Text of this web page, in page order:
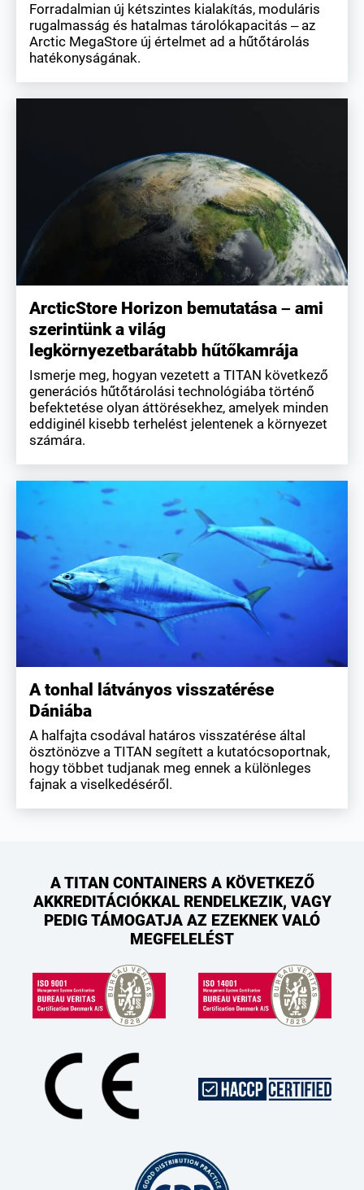
Forradalmian új kétszintes kialakítás, moduláris
rugalmasság és hatalmas tárolókapacitás – az
Arctic MegaStore új értelmet ad a hűtőtárolás
hatékonyságának.
ArcticStore Horizon bemutatása – ami
szerintünk a világ
legkörnyezetbarátabb hűtőkamrája
Ismerje meg, hogyan vezetett a TITAN következő
generációs hűtőtárolási technológiába történő
befektetése olyan áttörésekhez, amelyek minden
eddiginél kisebb terhelést jelentenek a környezet
számára.
A tonhal látványos visszatérése
Dániába
A halfajta csodával határos visszatérése által
ösztönözve a TITAN segített a kutatócsoportnak,
hogy többet tudjanak meg ennek a különleges
fajnak a viselkedéséről.
A TITAN CONTAINERS A KÖVETKEZŐ
AKKREDITÁCIÓKKAL RENDELKEZIK, VAGY
PEDIG TÁMOGATJA AZ EZEKNEK VALÓ
MEGFELELÉST